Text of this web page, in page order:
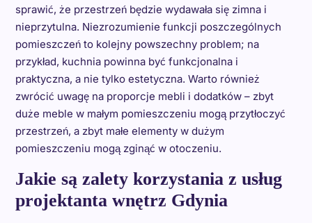
sprawić, że przestrzeń będzie wydawała się zimna i
nieprzytulna. Niezrozumienie funkcji poszczególnych
pomieszczeń to kolejny powszechny problem; na
przykład, kuchnia powinna być funkcjonalna i
praktyczna, a nie tylko estetyczna. Warto również
zwrócić uwagę na proporcje mebli i dodatków – zbyt
duże meble w małym pomieszczeniu mogą przytłoczyć
przestrzeń, a zbyt małe elementy w dużym
pomieszczeniu mogą zginąć w otoczeniu.
Jakie są zalety korzystania z usług
projektanta wnętrz Gdynia